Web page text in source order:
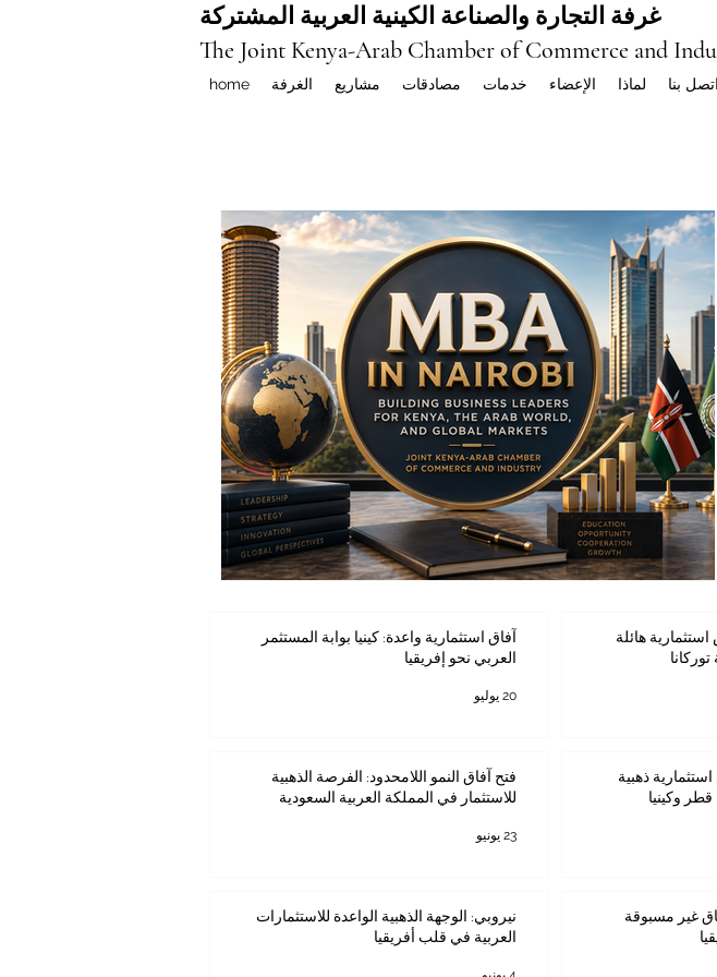
غرفة التجارة والصناعة الكينية العربية المشتركة
The Joint Kenya-Arab Chamber of Commerce and
home الغرفة مشاريع مصادقات خدمات الإعضاء لماذا اتصل بنا
هائلة
آفاق استثمارية واعدة: كينيا بوابة المستثمر
العربي نحو إفريقيا
20 يوليو
ذهبية
وكينيا
فتح آفاق النمو اللامحدود: الفرصة الذهبية
للاستثمار في المملكة العربية السعودية
23 يونيو
غير مسبوقة
نيروبي: الوجهة الذهبية الواعدة للاستثمارات
العربية في قلب أفريقيا